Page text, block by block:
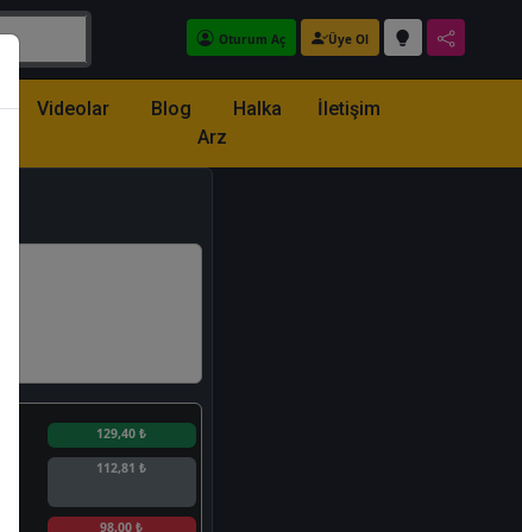
Oturum Aç Üye Ol
Videolar Blog
Halka
Arz
İletişim
129,40 ₺
112,81 ₺
98,00 ₺